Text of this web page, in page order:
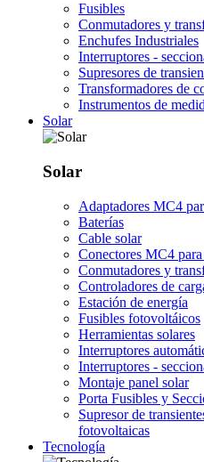
Fusibles
Conmutadores y
Enchufes Industriales
Interruptores -
Supresores de
Transformadores de
Instrumentos de
Solar
Solar
Adaptadores MC4
Baterías
Cable solar
Conectores MC4
Conmutadores y
Controladores de
Estación de energía
Fusibles fotovoltáicos
Herramientas solares
Interruptores
Interruptores -
Montaje panel solar
Porta Fusibles y
Supresor de
fotovoltaicas
Tecnología